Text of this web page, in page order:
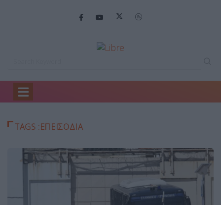
Home
TAGS :ΕΠΕΙΣΟΔΙΑ